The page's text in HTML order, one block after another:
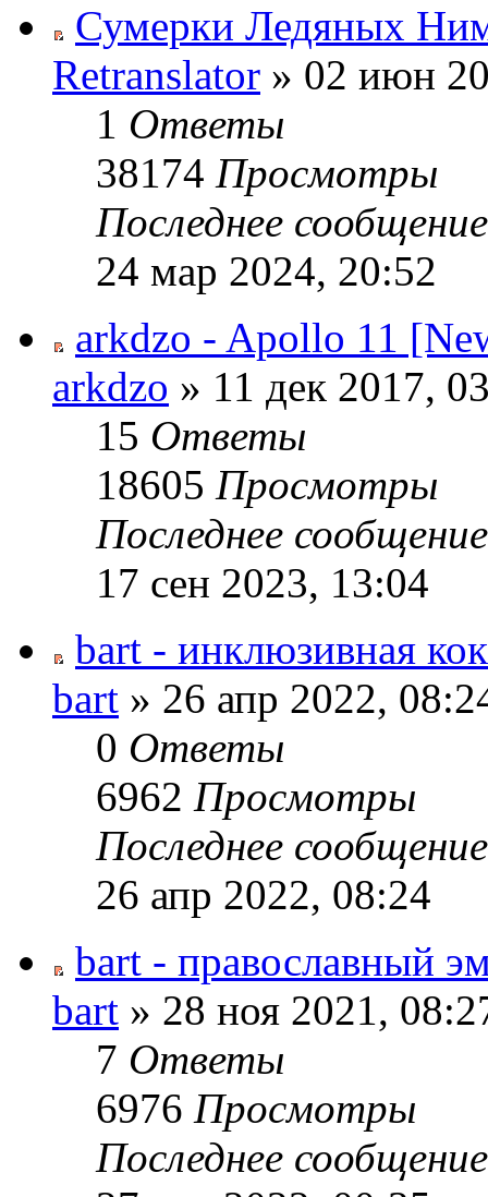
Сумерки Ледяных
Retranslator » 02 июн
1 Ответы
38174 Просмотры
Последнее
24 мар 2024, 20:52
arkdzo - Apollo 11
arkdzo » 11 дек 2017,
15 Ответы
18605 Просмотры
Последнее
17 сен 2023, 13:04
bart - инклюзивная
bart » 26 апр 2022,
0 Ответы
6962 Просмотры
Последнее
26 апр 2022, 08:24
bart - православный
bart » 28 ноя 2021,
7 Ответы
6976 Просмотры
Последнее